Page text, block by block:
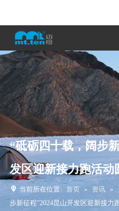
“砥砺四十载，阔步
发区迎新接力跑活动
当前所在位置: 首页 » 资讯 »
步新征程”2024昆山开发区迎新接力